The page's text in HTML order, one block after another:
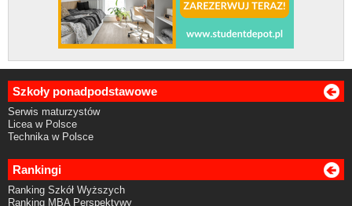
Szkoły ponadpodstawowe
Serwis maturzystów
Licea w Polsce
Technika w Polsce
Rankingi
Ranking Szkół Wyższych
Ranking MBA Perspektywy